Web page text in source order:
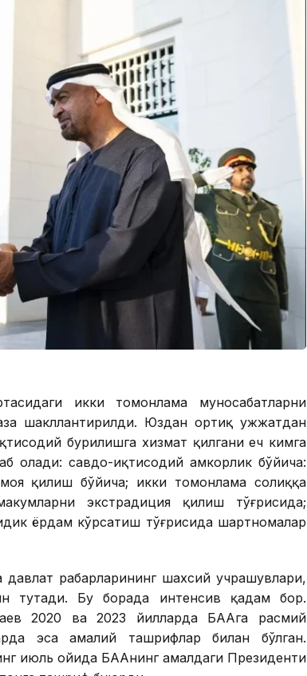
икки томонлама муносабатларни
шакллантирилди. Юздан ортиқ ҳужжатдан
бурилишга хизмат қилгани ҳеч кимга
олади: савдо-иқтисодий ҳамкорлик бўйича:
қилиш бўйича; икки томонлама солиққа
экстрадиция қилиш тўғрисида;
ёрдам кўрсатиш тўғрисида шартномалар
раҳбарларининг шахсий учрашувлари,
тутади. Бу борада интенсив қадам бор.
2020 ва 2023 йилларда БААга расмий
эса амалий ташрифлар билан бўлган.
июль ойида БААнинг амалдаги Президенти